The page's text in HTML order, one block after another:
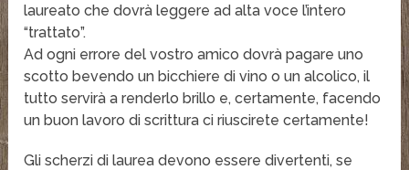
laureato che dovrà leggere ad alta voce l’intero
“trattato”.
Ad ogni errore del vostro amico dovrà pagare uno
scotto bevendo un bicchiere di vino o un alcolico, il
tutto servirà a renderlo brillo e, certamente, facendo
un buon lavoro di scrittura ci riuscirete certamente!
Gli scherzi di laurea devono essere divertenti, se